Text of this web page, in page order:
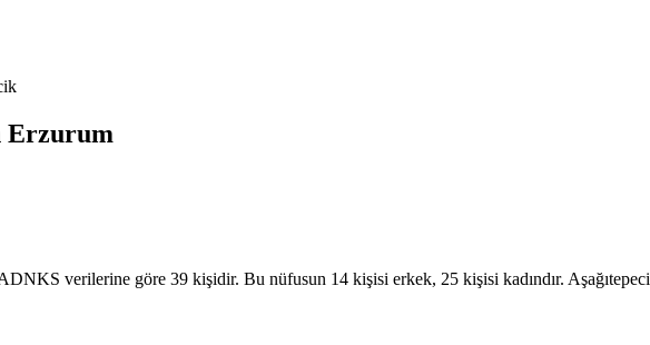
Erzurum
verilerine göre 39 kişidir. Bu nüfusun 14 kişisi erkek, 25 kişisi kadındır.